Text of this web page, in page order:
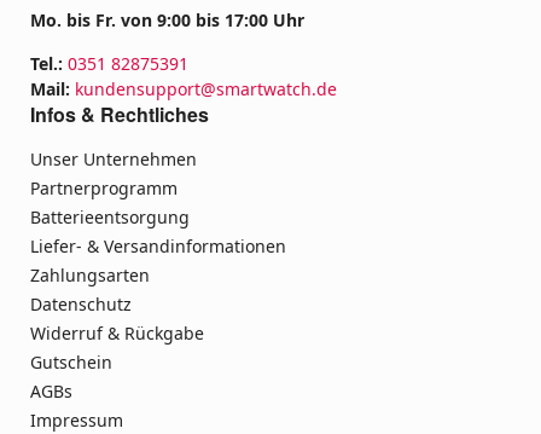
Mo. bis Fr. von 9:00 bis 17:00 Uhr
Tel.: 0351 82875391
Mail: kundensupport@smartwatch.de
Infos & Rechtliches
Unser Unternehmen
Partnerprogramm
Batterieentsorgung
Liefer- & Versandinformationen
Zahlungsarten
Datenschutz
Widerruf & Rückgabe
Gutschein
AGBs
Impressum